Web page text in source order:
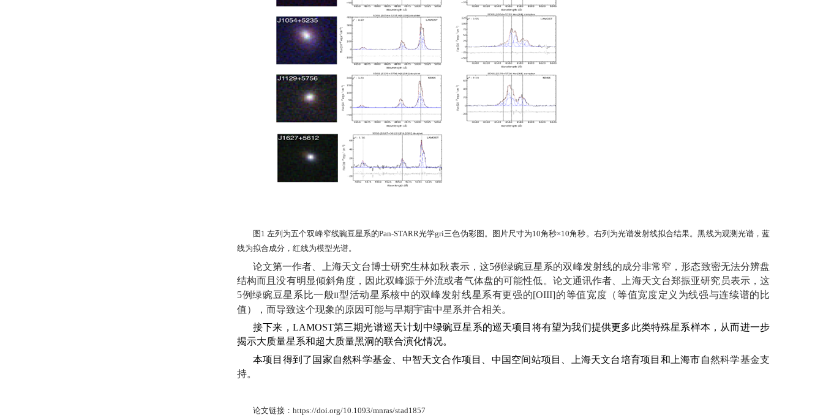
图 1左列为五个双峰窄线豌豆星系的Pan-STARR光学gri三色伪彩图。图片尺寸为10角秒×10角秒。右列为光谱发射线拟合结果。黑线为观测光谱，蓝
线为拟合成分，红线为模型光谱。
论文第一作者、上海天文台博士研究生林如秋表示，这5例绿豌豆星系的双峰发射线的成分非常窄，形态致密无法分辨盘
结构而且没有明显倾斜角度，因此双峰源于外流或者气体盘的可能性低。论文通讯作者、上海天文台郑振亚研究员表示，这
5例绿豌豆星系比一般II型活动星系核中的双峰发射线星系有更强的[OIII]的等值宽度（等值宽度定义为线强与连续谱的比
值），而导致这个现象的原因可能与早期宇宙中星系并合相关。
接下来， LAMOST第三期光谱巡天计划中绿豌豆星系的巡天项目将有望为我们提供更多此类特殊星系样本，从而进一步
揭示大质量星系和超大质量黑洞的联合演化情况。
本项目得到了国家自然科学基金、中智天文合作项目、中国空间站项目、上海天文台培育项目和上海市自然科学基金支
持。
论文链接： https://doi.org/10.1093/mnras/stad1857